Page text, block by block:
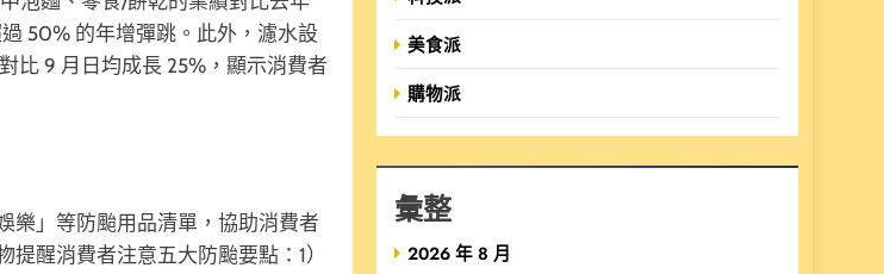
50% 的年增彈跳。此外，濾水設
比 9 月日均成長 25%，顯示消費者
樂」等防颱用品清單，協助消費者
醒消費者注意五大防颱要點：1）
美食派
購物派
彙整
2026 年 8 月